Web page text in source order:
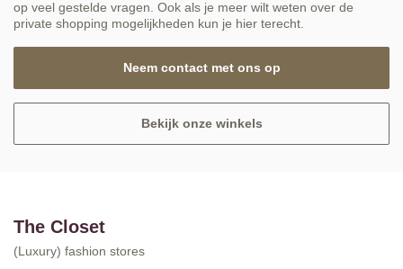
op veel gestelde vragen. Ook als je meer wilt weten over de
private shopping mogelijkheden kun je hier terecht.
Neem contact met ons op
Bekijk onze winkels
The Closet
(Luxury) fashion stores